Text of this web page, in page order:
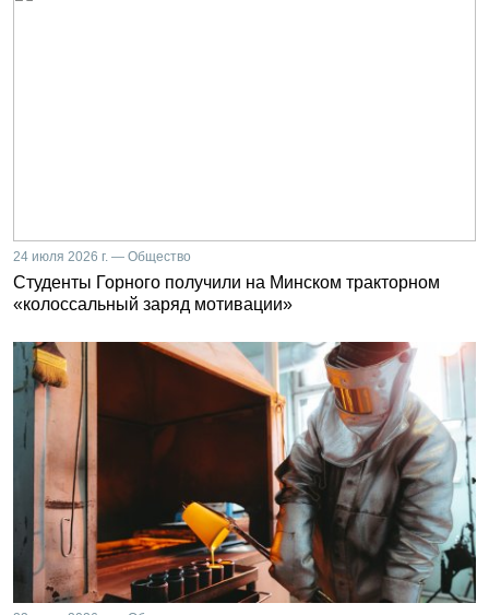
24 июля 2026 г. — Общество
Студенты Горного получили на Минском тракторном
«колоссальный заряд мотивации»